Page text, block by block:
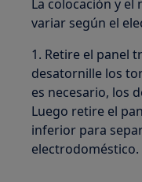
La colocación y
variar según el
1. Retire el panel
desatornille los
es necesario, los
Luego retire el
inferior para
electrodoméstico.